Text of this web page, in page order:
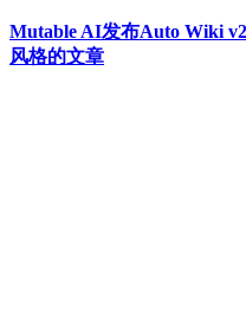
Mutable AI发布Auto Wiki
风格的文章